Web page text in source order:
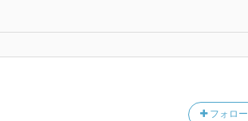
フォロー